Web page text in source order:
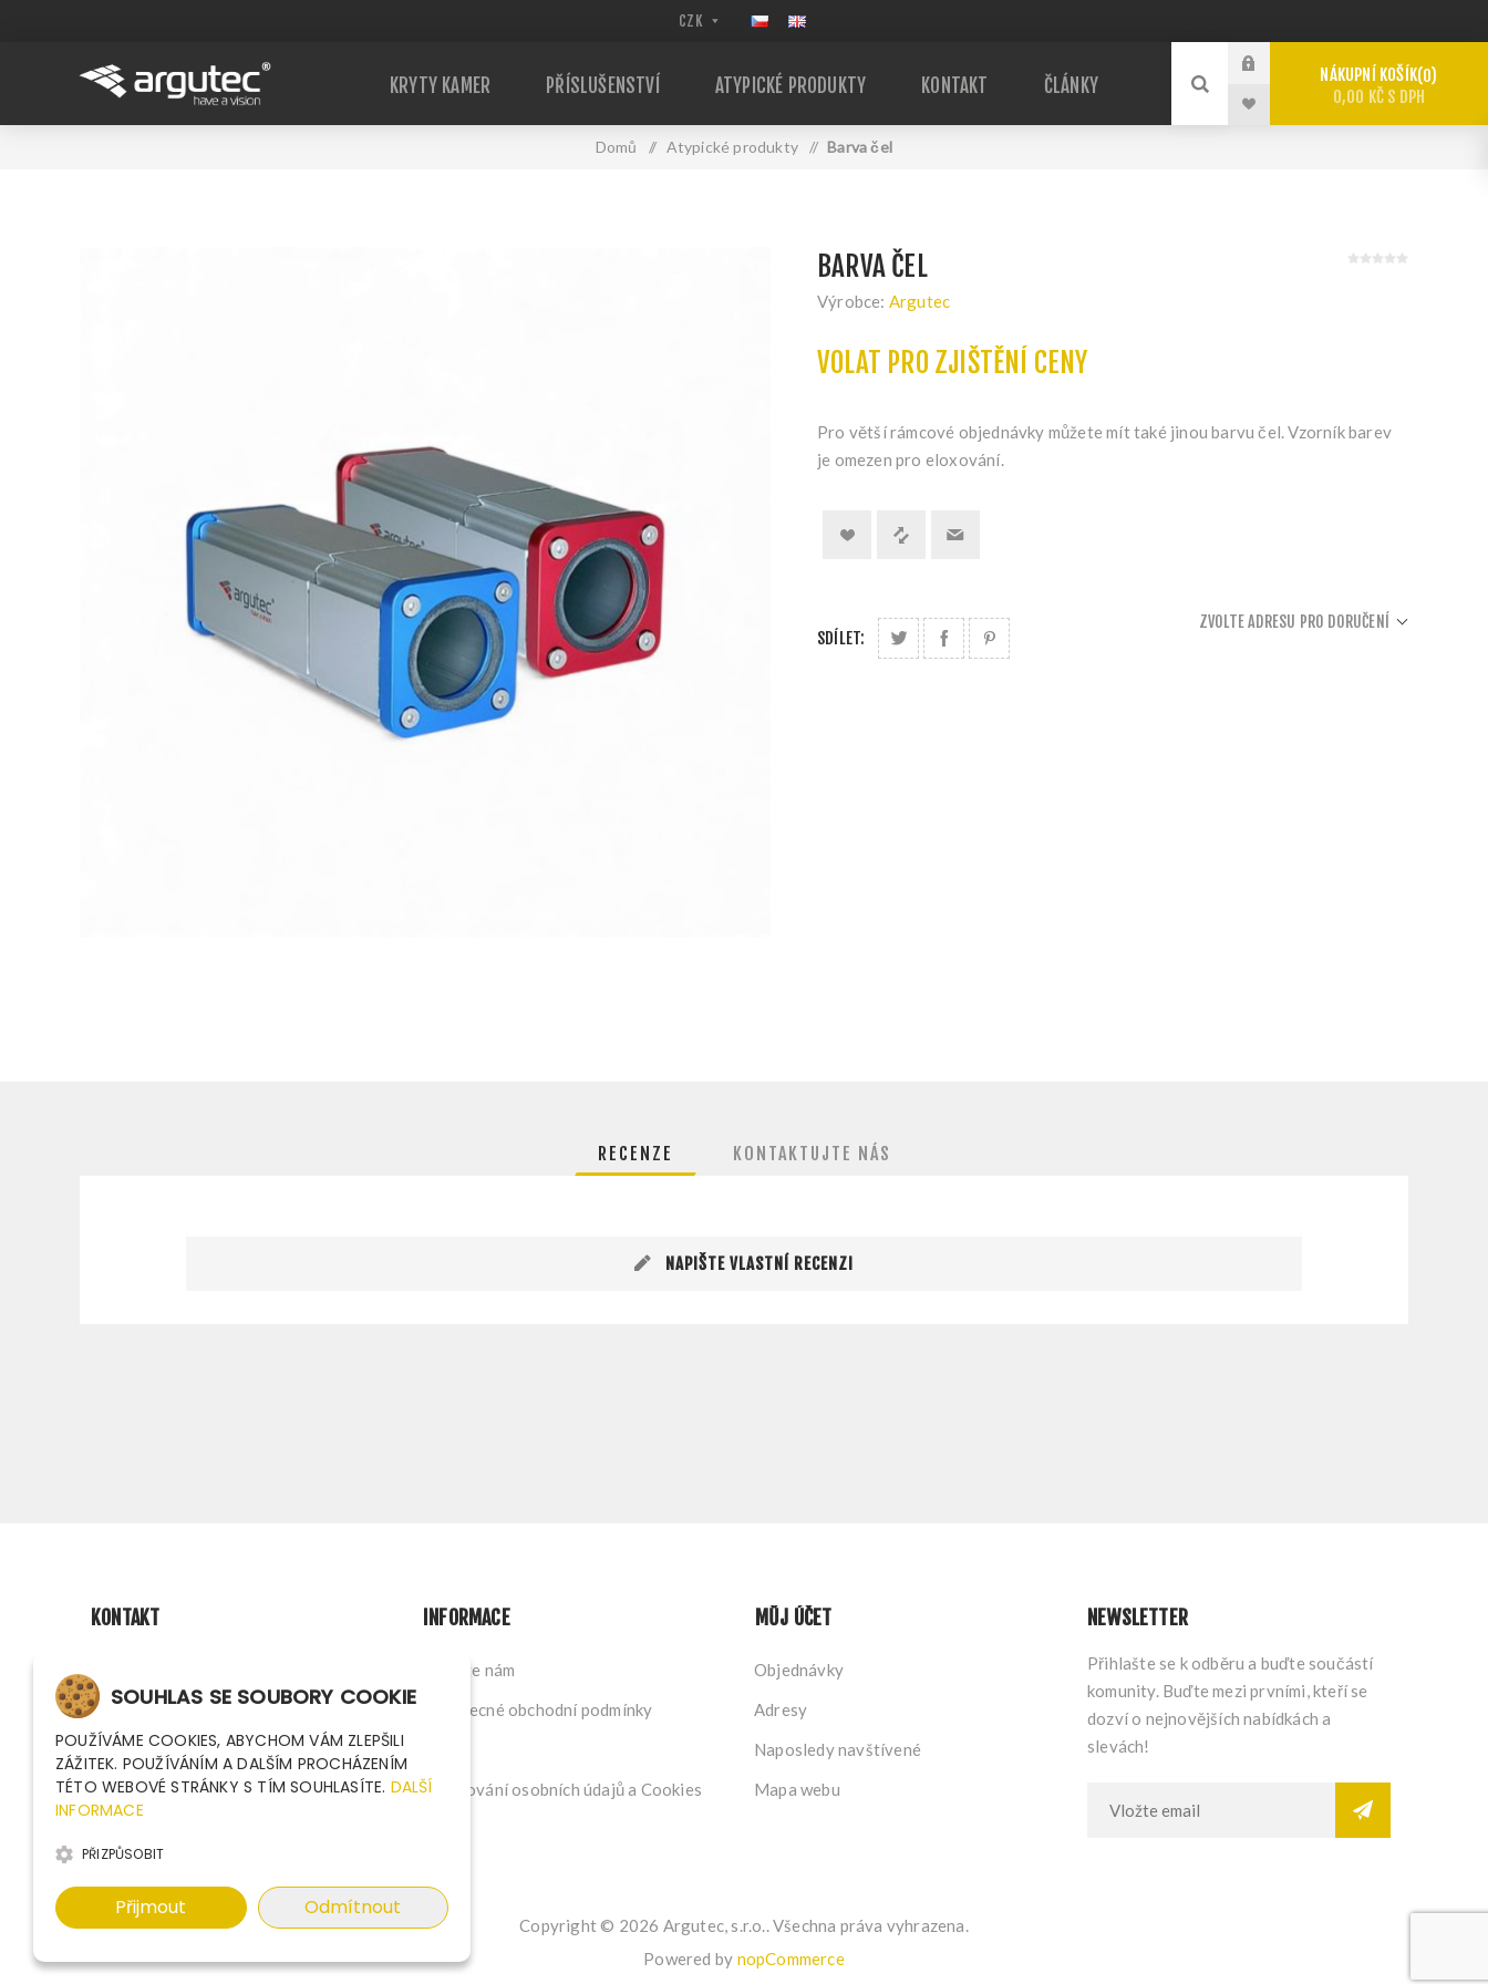
KRYTY KAMER PŘÍSLUŠENSTVÍ ATYPICKÉ PRODUKTY KONTAKT ČLÁNKY NÁKUPNÍ KOŠÍK 0
0,00 KČ S DPH
Domů / Atypické produkty / Barva čel
BARVA ČEL
Výrobce: Argutec
VOLAT PRO ZJIŠTĚNÍ CENY
Pro větší rámcové objednávky můžete mít také jinou barvu čel. Vzorník barev
je omezen pro eloxování.
SDÍLET:
ZVOLTE ADRESU PRO DORUČENÍ
RECENZE KONTAKTUJTE NÁS
NAPIŠTE VLASTNÍ RECENZI
KONTAKT
sales@argutec.eu
+420 703 141 903
+420 703 141 903
INFORMACE
Napište nám
Všeobecné obchodní podmínky
Zpracování osobních údajů a Cookies
MŮJ ÚČET
Objednávky
Adresy
Naposledy navštívené
Mapa webu
NEWSLETTER
Přihlašte se k odběru a buďte součástí
komunity. Buďte mezi prvními, kteří se
dozví o nejnovějších nabídkách a
slevách!
Copyright © 2026 Argutec, s.r.o.. Všechna práva vyhrazena.
Powered by nopCommerce
SOUHLAS SE SOUBORY COOKIE
POUŽÍVÁME COOKIES, ABYCHOM VÁM ZLEPŠILI
ZÁŽITEK. POUŽÍVÁNÍM A DALŠÍM PROCHÁZENÍM
TÉTO WEBOVÉ STRÁNKY S TÍM SOUHLASÍTE. DALŠÍ
INFORMACE
PŘIZPŮSOBIT
Přijmout Odmítnout